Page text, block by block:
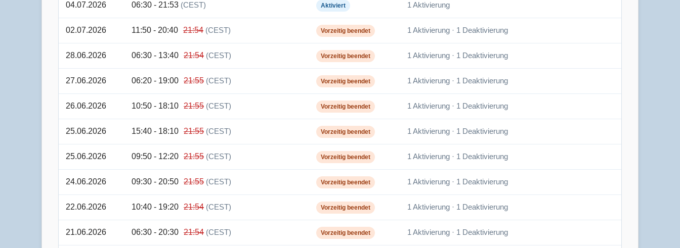
04.07.2026 06:30 - 21:53 (CEST) Aktiviert 1 Aktivierung
02.07.2026 11:50 - 20:40 21:54 (CEST) Vorzeitig beendet 1 Aktivierung · 1 Deaktivierung
28.06.2026 06:30 - 13:40 21:54 (CEST) Vorzeitig beendet 1 Aktivierung · 1 Deaktivierung
27.06.2026 06:20 - 19:00 21:55 (CEST) Vorzeitig beendet 1 Aktivierung · 1 Deaktivierung
26.06.2026 10:50 - 18:10 21:55 (CEST) Vorzeitig beendet 1 Aktivierung · 1 Deaktivierung
25.06.2026 15:40 - 18:10 21:55 (CEST) Vorzeitig beendet 1 Aktivierung · 1 Deaktivierung
25.06.2026 09:50 - 12:20 21:55 (CEST) Vorzeitig beendet 1 Aktivierung · 1 Deaktivierung
24.06.2026 09:30 - 20:50 21:55 (CEST) Vorzeitig beendet 1 Aktivierung · 1 Deaktivierung
22.06.2026 10:40 - 19:20 21:54 (CEST) Vorzeitig beendet 1 Aktivierung · 1 Deaktivierung
21.06.2026 06:30 - 20:30 21:54 (CEST) Vorzeitig beendet 1 Aktivierung · 1 Deaktivierung